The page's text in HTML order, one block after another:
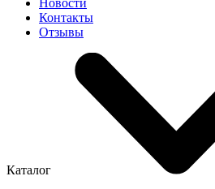
Контакты
Отзывы
Каталог